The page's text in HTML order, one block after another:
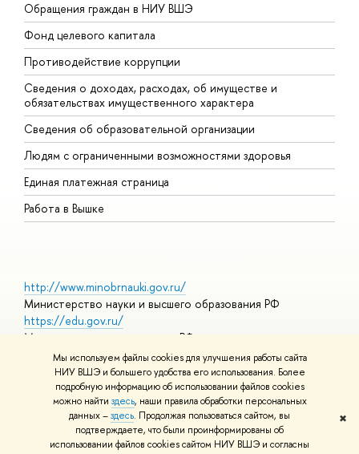
Мы используем файлы cookies для улучшения работы сайта
НИУ ВШЭ и большего удобства его использования. Более
подробную информацию об использовании файлов cookies
можно найти здесь, наши правила обработки персональных
данных –здесь. Продолжая пользоваться сайтом, вы
подтверждаете, что были проинформированы об
использовании файлов cookies сайтом НИУ ВШЭ и согласны
✖
Обращения граждан в НИУ ВШЭ
Фонд целевого капитала
Противодействие коррупции
Сведения о доходах, расходах, об имуществе и
обязательствах имущественного характера
Сведения об образовательной организации
Людям с ограниченными возможностями здоровья
Единая платежная страница
Работа в Вышке
http://www.minobrnauki.gov.ru/
Министерство науки и высшего образования РФ
https://edu.gov.ru/
Министерство просвещения РФ
https://elearning.hse.ru/mooc
Массовые открытые онлайн-курсы
© НИУ ВШЭ 1993–2026 Адреса и контактыУсловия
использования материалов Политика конфиденциальности